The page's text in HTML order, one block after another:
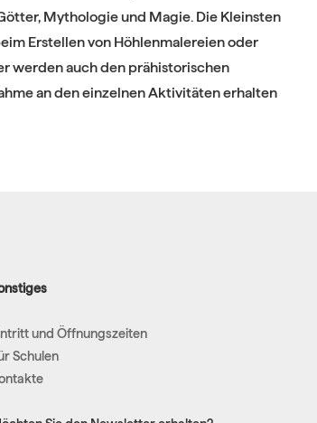
Mythologie und Magie. Die Kleinsten
Erstellen von Höhlenmalereien oder
werden auch den prähistorischen
an den einzelnen Aktivitäten erhalten
und Öffnungszeiten
Schulen